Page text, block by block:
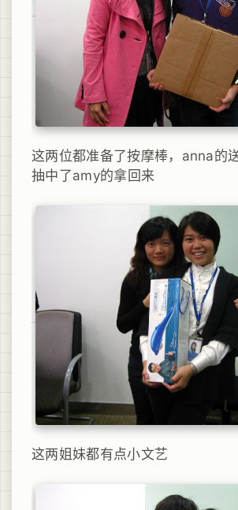
这两位都准备了按摩棒，anna的
抽中了amy的拿回来
这两姐妹都有点小文艺